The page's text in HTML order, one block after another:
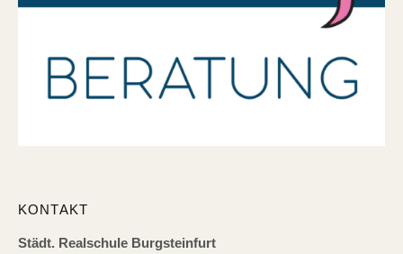
KONTAKT
Städt. Realschule Burgsteinfurt